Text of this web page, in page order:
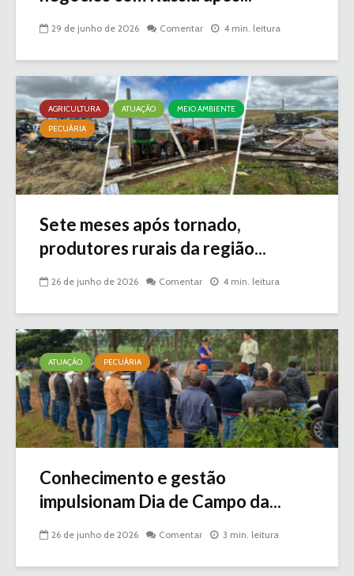
29 de junho de 2026 Comentar 4 min. leitura
AGRICULTURA ATUAÇÃO
MEIO AMBIENTE
PECUÁRIA
Sete meses após tornado,
produtores rurais da região...
26 de junho de 2026 Comentar 4 min. leitura
ATUAÇÃO PECUÁRIA
Conhecimento e gestão
impulsionam Dia de Campo da...
26 de junho de 2026 Comentar 3 min. leitura